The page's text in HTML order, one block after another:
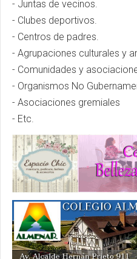
- Juntas de vecinos.
- Clubes deportivos.
- Centros de padres.
- Agrupaciones culturales y
- Comunidades y
- Organismos No
- Asociaciones gremiales
- Etc.